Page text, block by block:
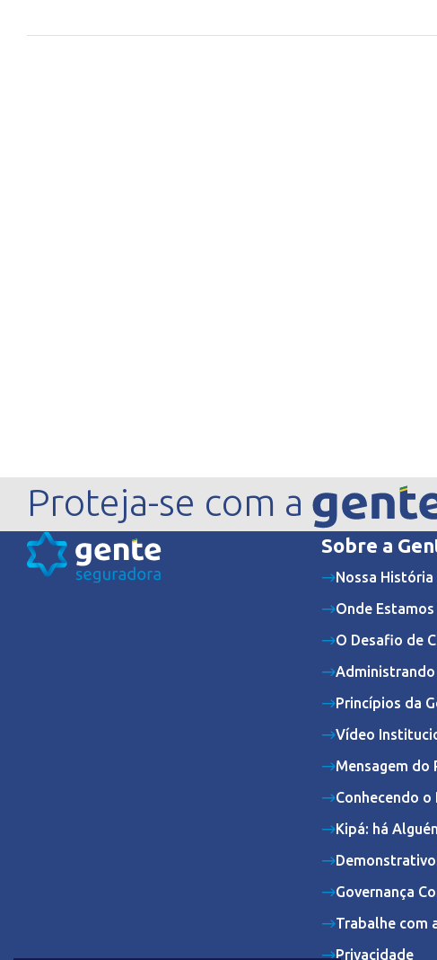
Proteja-se com a
Sobre a
Nossa História
Onde Estamos
O Desafio de
Princípios da
Vídeo
Mensagem do
Conhecendo
Kipá: há
Governança
Trabalhe com
Privacidade